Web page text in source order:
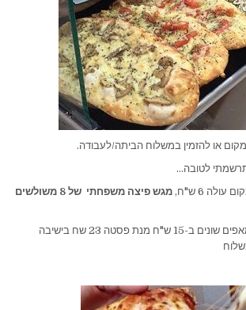
או להזמין במשלוח הביתה/לעבודה.
לטובה…
6 ש"ח,
מגש פיצה משפחתי של 8 משולשים
סלט במשלוח 23 ש"ח מאפים שונים ב-15 ש"ח מנת פסטה 23 שח בישיבה